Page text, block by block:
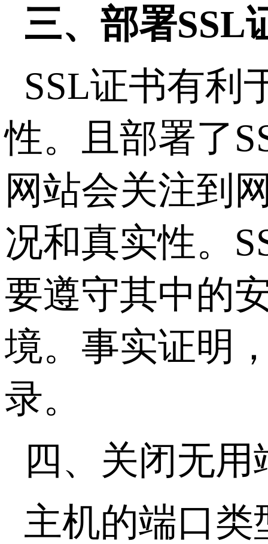
三、部署SSL
SSL证书有利
性。且部署了
网站会关注到
况和真实性。
要遵守其中的
境。事实证明
录。
四、关闭无
主机的端口